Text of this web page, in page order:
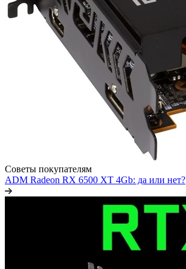
Советы покупателям
ADM Radeon RX 6500 XT 4Gb: да или нет?